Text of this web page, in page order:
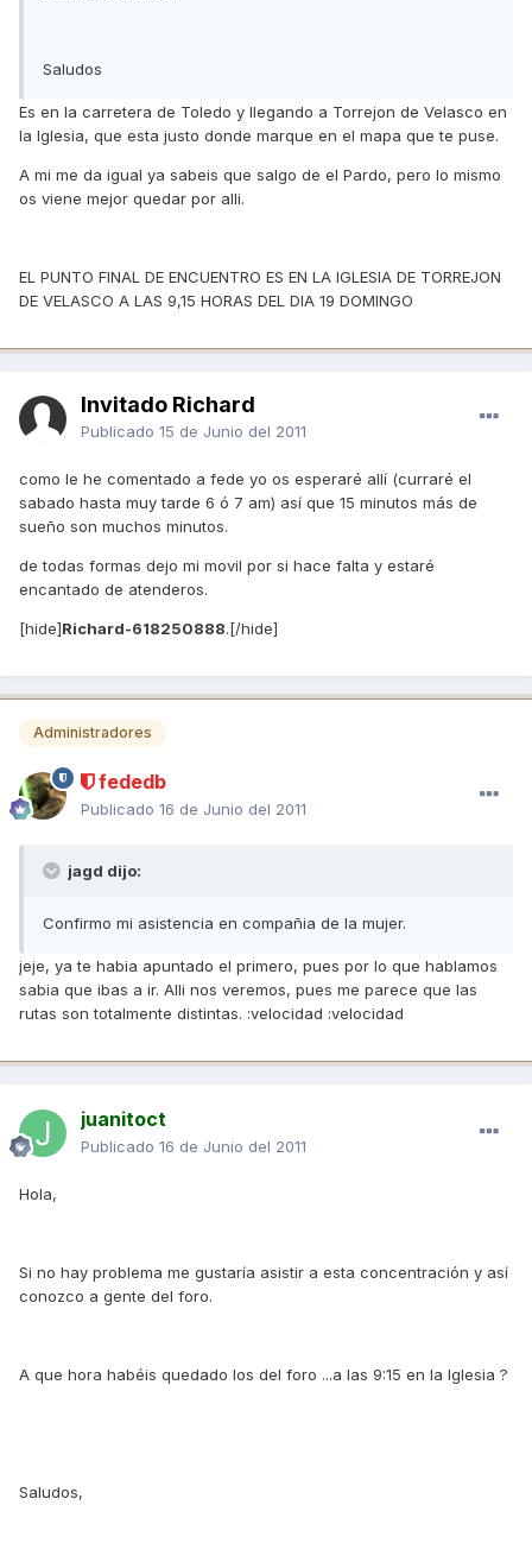
Saludos
Es en la carretera de Toledo y llegando a Torrejon de Velasco en
la Iglesia, que esta justo donde marque en el mapa que te puse.
A mi me da igual ya sabeis que salgo de el Pardo, pero lo mismo
os viene mejor quedar por alli.
EL PUNTO FINAL DE ENCUENTRO ES EN LA IGLESIA DE TORREJON
DE VELASCO A LAS 9,15 HORAS DEL DIA 19 DOMINGO
Invitado Richard
Publicado 15 de Junio del 2011
como le he comentado a fede yo os esperaré allí (curraré el
sabado hasta muy tarde 6 ó 7 am) así que 15 minutos más de
sueño son muchos minutos.
de todas formas dejo mi movil por si hace falta y estaré
encantado de atenderos.
[hide]Richard-618250888.[/hide]
Administradores
fededb
Publicado 16 de Junio del 2011
jagd dijo:
Confirmo mi asistencia en compañia de la mujer.
jeje, ya te habia apuntado el primero, pues por lo que hablamos
sabia que ibas a ir. Alli nos veremos, pues me parece que las
rutas son totalmente distintas. :velocidad :velocidad
juanitoct
Publicado 16 de Junio del 2011
Hola,
Si no hay problema me gustaría asistir a esta concentración y así
conozco a gente del foro.
A que hora habéis quedado los del foro ...a las 9:15 en la Iglesia ?
Saludos,